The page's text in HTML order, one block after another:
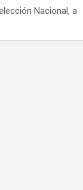
Nacional, a